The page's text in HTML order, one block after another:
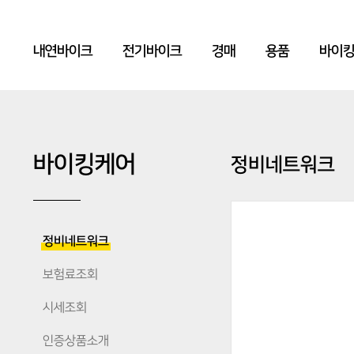
내연바이크 전기바이크 경매 용품 바이
바이킹케어
정비네트워크
보험료조회
시세조회
인증상품소개
정비네트워크